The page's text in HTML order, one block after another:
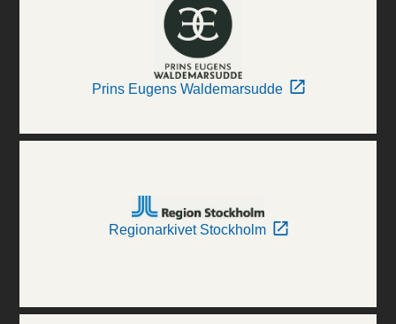
Prins Eugens Waldemarsudde
Regionarkivet Stockholm